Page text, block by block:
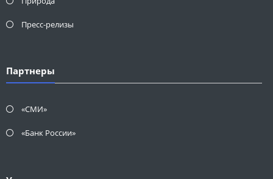
Пресс-релизы
Партнеры
«СМИ»
«Банк России»